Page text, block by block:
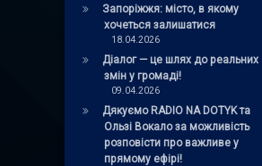
Запоріжжя: місто, в якому
хочеться залишатися
18.04.2026
Діалог — це шлях до реальних
змін у громаді!
09.04.2026
Дякуємо RADIO NA DOTYK та
Ользі Вокало за можливість
розповісти про важливе у
прямому ефірі!